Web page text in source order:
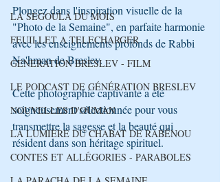
LA SEGOULA DU MOIS
FEUILLET A TELECHARGER
GENERATION BRESLEV - FILM
LE PODCAST DE GÉNÉRATION BRESLEV
NOUVELLES D'OUMAN
LA LUMIÈRE DU CHABAT DE RABÉNOU
CONTES ET ALLÉGORIES - PARABOLES
Plongez dans l'inspiration visuelle de la
"Photo de la Semaine", en parfaite harmonie
avec les enseignements profonds de Rabbi
Na'hman de Breslev.
Cette photographie captivante a été
soigneusement sélectionnée pour vous
transmettre la sagesse et la beauté qui
résident dans son héritage spirituel.